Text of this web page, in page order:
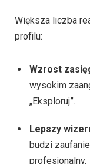
Większa liczba
profilu:
Wzrost
wysokim
„Eksploruj”.
Lepszy
budzi
profesjonalny.